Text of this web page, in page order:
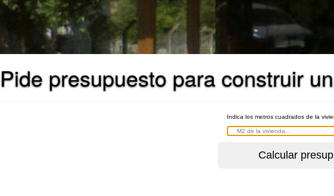
Pide presupuesto para construir
Indica los metros cuadrados de la